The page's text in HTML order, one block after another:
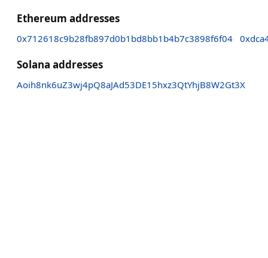
Ethereum addresses
0x712618c9b28fb897d0b1bd8bb1b4b7c3898f6f04
Solana addresses
Aoih8nk6uZ3wj4pQ8aJAd53DE15hxz3QtYhjB8W2Gt3X